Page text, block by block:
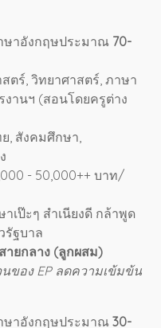
ษาอังกฤษประมาณ 70-
ตร์, วิทยาศาสตร์, ภาษา
งานฯ (สอนโดยครูต่าง
, สังคมศึกษา,
- 50,000++ บาท/
เป๊ะๆ สำเนียงดี กล้าพูด
รัฐบาล
สายกลาง (ลูกผสม)
ของ EP ลดความเข้มข้น
ษาอังกฤษประมาณ30-